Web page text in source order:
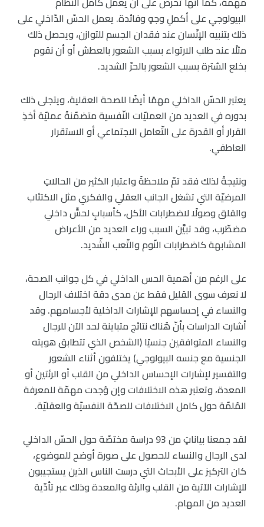
البيولوجي على أكملِ وجهٍ وفائدة. يعمل الحسّ الدّاخلي على
ذلك بتنبيه الإنّسان عند فقدان الجسم للتوازن، ويحصل ذلك
مثلًا عند طلب الارتواء بسبب الشعور بالعطش أو أن نقوم
بخلع السُترة بسبب الشعور بالحرّ الشديد.
يعتبر الحسّ الداخلي مهمًا أيضًا للصحة العقلية، ويتجلى ذلك
بدوره في العديد من العمليّات النّفسية متضمّنةً عمليّة أخذِ
القرار أو القدرة على التّعامل الاجتماعي أو الاستقرار
العاطفي.
ونتيجةً لذلك فقد تمّ ملاحظةَ واعتبار الكثير من الحالاتِ
المرضيّة التي تشغل الجانب العقلي والفكري مثل الاكتئاب
والقلق وصولًا لاضطرابات الأكل، كأسبابٍ لحسٍّ داخلي
مضطّرب، وقد تبيَّن السبب وراء العديد من الأعراض
المشابهة كاضطرابات النّوم والتّعب الشّديد.
على الرغم من أهمية الحس الداخلي في كل جوانب الصحة،
لا نعرف سوى القليل فقط عن مدى دقة اختلاف الرجال
والنساء في إحساسهم للإشارات الداخلية لأجسامهم. وقد
أشارت الدراسات بأنّ هُناك نتائج متباينة لحد الآن للرجال
والنساء المتوافقين جنسيًا (الشخص الذي تتطابق هويته
الجنسية مع جنسه البيولوجي) يختلفون أثناء الشعور
والتفسير لإشارات الإحساس الداخلي من القلب أو الرئتين أو
المعدة، وتعتبر هذه الاختلافات وإن وُجدت مهمّة للمعرفة
المُلمّة حول كامل الاختلافات للصحّة النفسيّة والعقليّة.
لقد جمعنا بياناتٍ من 93 دراسة مختصّة حول الحسّ الداخلي
لدى الرجال والنساء للحصول على صورة أوضح للموضوع،
كان التركيز على الأبحاث التي درست الناس الذين يستجيبون
للإشارات الآتية من القلب والرئة والمعدة وذلك عبر تأدّية
العديد من المهام.